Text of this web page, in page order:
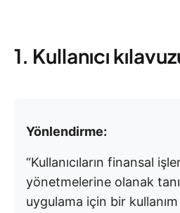
1. Kullanıcı
Yönlendirme:
“Kullanıcıların finansal
yönetmelerine olanak
uygulama için bir kullanım